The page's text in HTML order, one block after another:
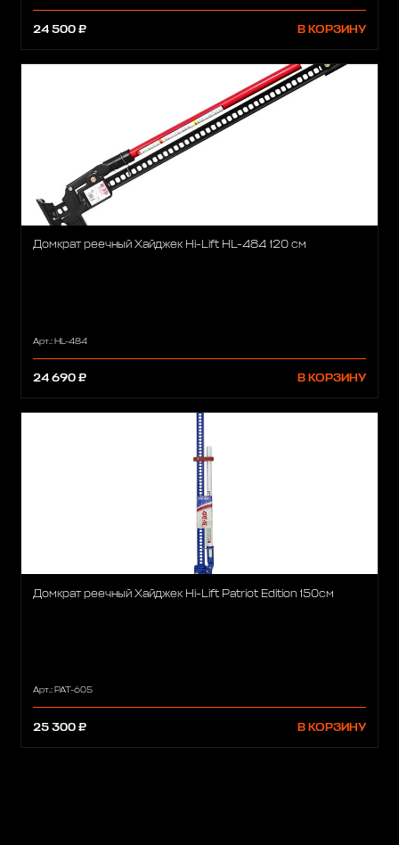
24 500 ₽ В КОРЗИНУ
Домкрат реечный Хайджек Hi-Lift HL-484 120 см
Арт.: HL-484
24 690 ₽ В КОРЗИНУ
Домкрат реечный Хайджек Hi-Lift Patriot Edition 150см
Арт.: PAT-605
25 300 ₽ В КОРЗИНУ